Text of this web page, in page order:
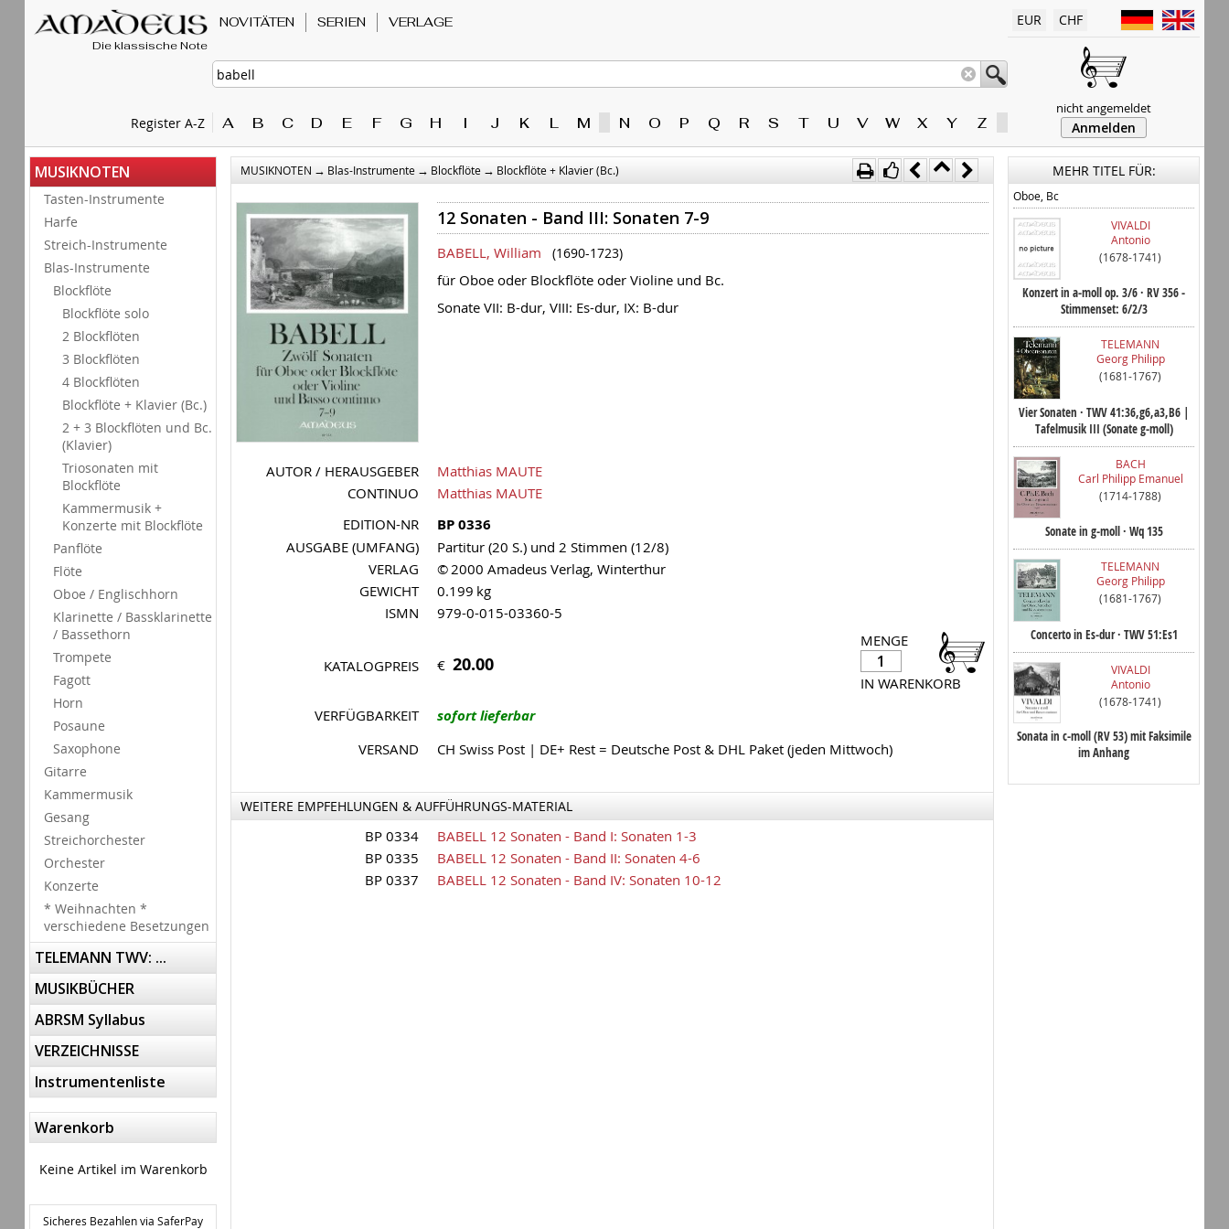
Die klassische Note
Register A-Z
NOVITÄTEN SERIEN VERLAGE
A B C D E F G H I J K L M N O P Q R S T U V W X Y Z
EUR CHF
nicht angemeldet
Anmelden
MUSIKNOTEN
Tasten-Instrumente
Harfe
Streich-Instrumente
Blas-Instrumente
Blockflöte
Blockflöte solo
2 Blockflöten
3 Blockflöten
4 Blockflöten
Blockflöte + Klavier (Bc.)
2 + 3 Blockflöten und Bc.
(Klavier)
Triosonaten mit
Blockflöte
Kammermusik +
Konzerte mit Blockflöte
Panflöte
Flöte
Oboe / Englischhorn
Klarinette / Bassklarinette
/ Bassethorn
Trompete
Fagott
Horn
Posaune
Saxophone
Gitarre
Kammermusik
Gesang
Streichorchester
Orchester
Konzerte
* Weihnachten *
verschiedene Besetzungen
TELEMANN TWV: ...
MUSIKBÜCHER
ABRSM Syllabus
VERZEICHNISSE
Instrumentenliste
Warenkorb
Keine Artikel im Warenkorb
Sicheres Bezahlen via SaferPay
MUSIKNOTEN → Blas-Instrumente → Blockflöte → Blockflöte + Klavier (Bc.)
12 Sonaten - Band III: Sonaten 7-9
BABELL, William (1690-1723)
für Oboe oder Blockflöte oder Violine und Bc.
Sonate VII: B-dur, VIII: Es-dur, IX: B-dur
AUTOR / HERAUSGEBER
Matthias MAUTE
CONTINUO
Matthias MAUTE
EDITION-NR
BP 0336
AUSGABE (UMFANG)
Partitur (20 S.) und 2 Stimmen (12/8)
VERLAG
© 2000 Amadeus Verlag, Winterthur
GEWICHT
0.199 kg
ISMN
979-0-015-03360-5
MENGE
IN WARENKORB
KATALOGPREIS € 20.00
VERFÜGBARKEIT sofort lieferbar
VERSAND CH Swiss Post | DE+ Rest = Deutsche Post & DHL Paket (jeden Mittwoch)
WEITERE EMPFEHLUNGEN & AUFFÜHRUNGS-MATERIAL
BP 0334
BABELL 12 Sonaten - Band I: Sonaten 1-3
BP 0335
BABELL 12 Sonaten - Band II: Sonaten 4-6
BP 0337
BABELL 12 Sonaten - Band IV: Sonaten 10-12
MEHR TITEL FÜR:
Oboe, Bc
VIVALDI
Antonio
(1678-1741)
Konzert in a-moll op. 3/6 · RV 356 -
Stimmenset: 6/2/3
TELEMANN
Georg Philipp
(1681-1767)
Vier Sonaten · TWV 41:36,g6,a3,B6 |
Tafelmusik III (Sonate g-moll)
BACH
Carl Philipp Emanuel
(1714-1788)
Sonate in g-moll · Wq 135
TELEMANN
Georg Philipp
(1681-1767)
Concerto in Es-dur · TWV 51:Es1
VIVALDI
Antonio
(1678-1741)
Sonata in c-moll (RV 53) mit Faksimile
im Anhang